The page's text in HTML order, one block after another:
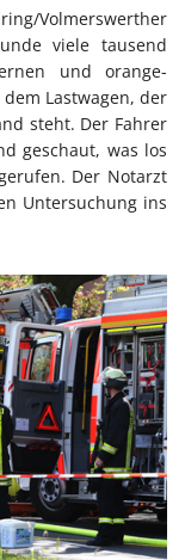
Volmerswerther
viele tausend
und orange-
Lastwagen, der
steht. Der Fahrer
geschaut, was los
Der Notarzt
Untersuchung ins